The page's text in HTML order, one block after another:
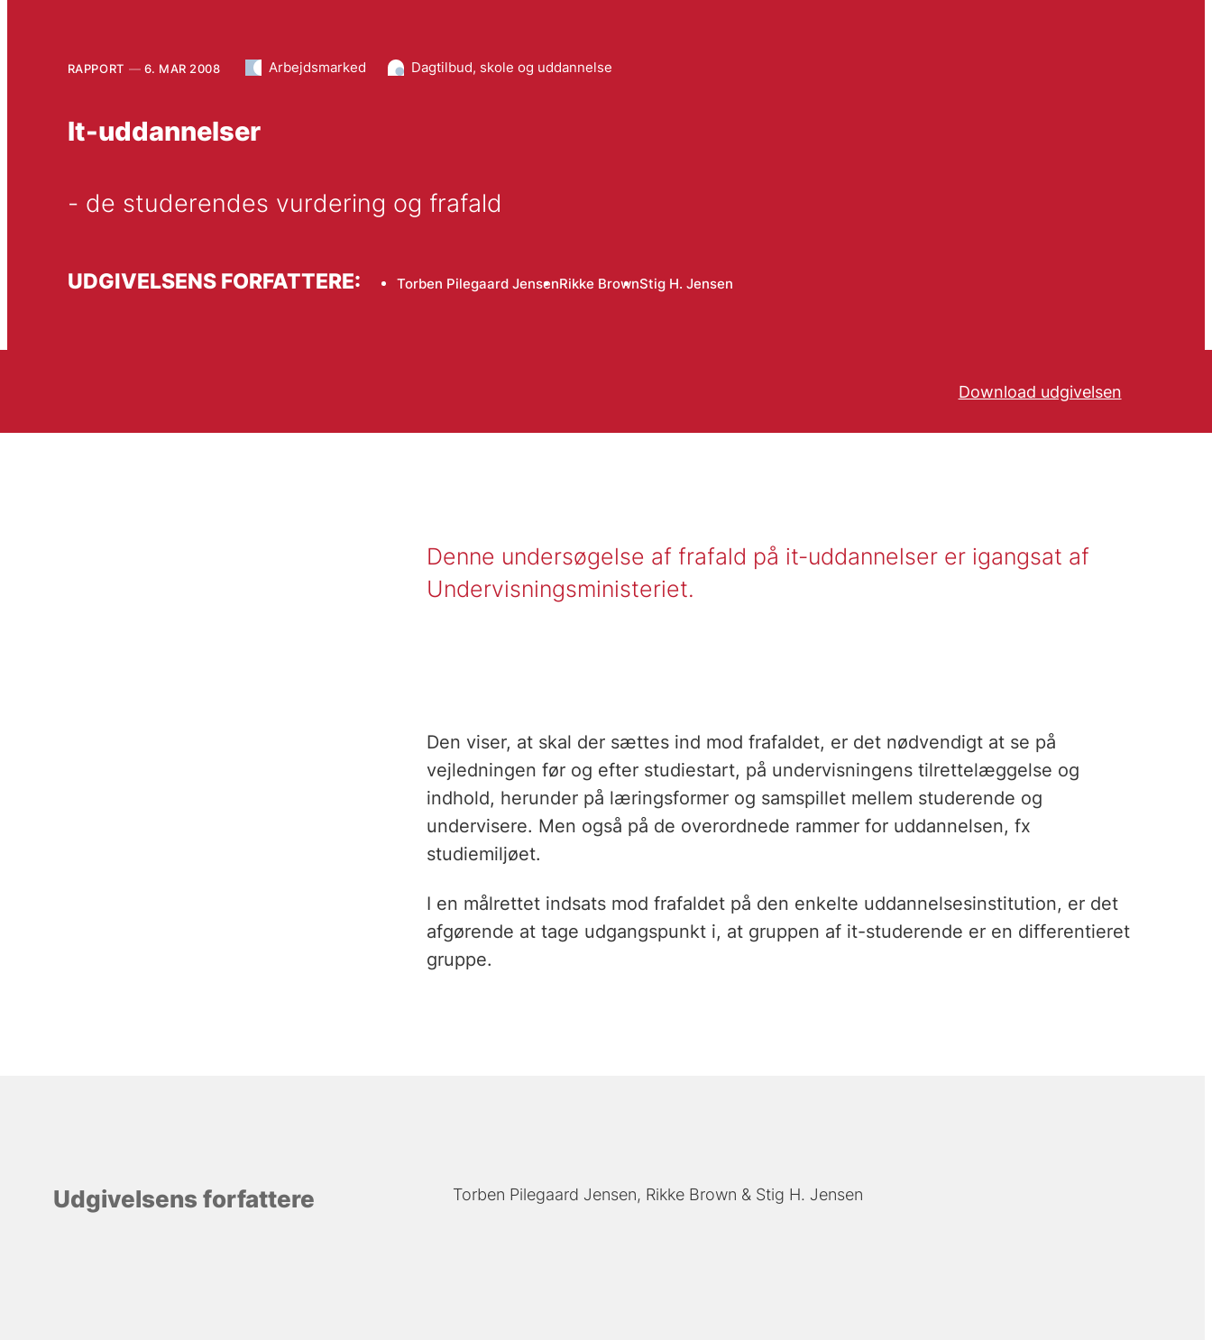
RAPPORT 6. MAR 2008 Arbejdsmarked Dagtilbud, skole og uddannelse
It-uddannelser
- de studerendes vurdering og frafald
UDGIVELSENS FORFATTERE: Torben Pilegaard JensenRikke BrownStig H. Jensen
Download udgivelsen
Denne undersøgelse af frafald på it-uddannelser er igangsat af
Undervisningsministeriet.
Den viser, at skal der sættes ind mod frafaldet, er det nødvendigt at se på
vejledningen før og efter studiestart, på undervisningens tilrettelæggelse og
indhold, herunder på læringsformer og samspillet mellem studerende og
undervisere. Men også på de overordnede rammer for uddannelsen, fx
studiemiljøet.
I en målrettet indsats mod frafaldet på den enkelte uddannelsesinstitution, er det
afgørende at tage udgangspunkt i, at gruppen af it-studerende er en differentieret
gruppe.
Udgivelsens forfattere Torben Pilegaard Jensen Rikke Brown Stig H. Jensen